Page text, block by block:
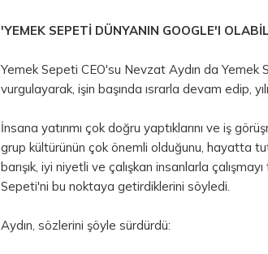
'YEMEK SEPETİ DÜNYANIN GOOGLE'I
Yemek Sepeti CEO'su Nevzat Aydın da
vurgulayarak, işin başında ısrarla devam edip,
İnsana yatırımı çok doğru yaptıklarını ve iş
grup kültürünün çok önemli olduğunu, hayatta
barışık, iyi niyetli ve çalışkan insanlarla
Sepeti'ni bu noktaya getirdiklerini söyledi.
Aydın, sözlerini şöyle sürdürdü: